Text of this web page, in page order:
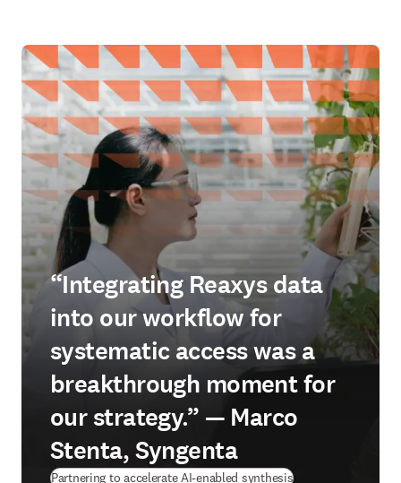
“Integrating Reaxys data
into our workflow for
systematic access was a
breakthrough moment for
our strategy.” — Marco
Stenta, Syngenta
Partnering to accelerate AI-enabled synthesis(